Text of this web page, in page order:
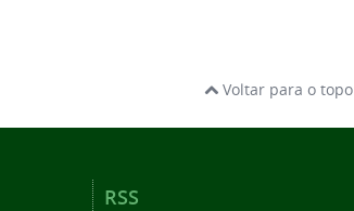
Voltar para o topo
RSS